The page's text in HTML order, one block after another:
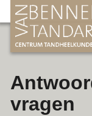
Ons aanbod
Preventieve
vragen